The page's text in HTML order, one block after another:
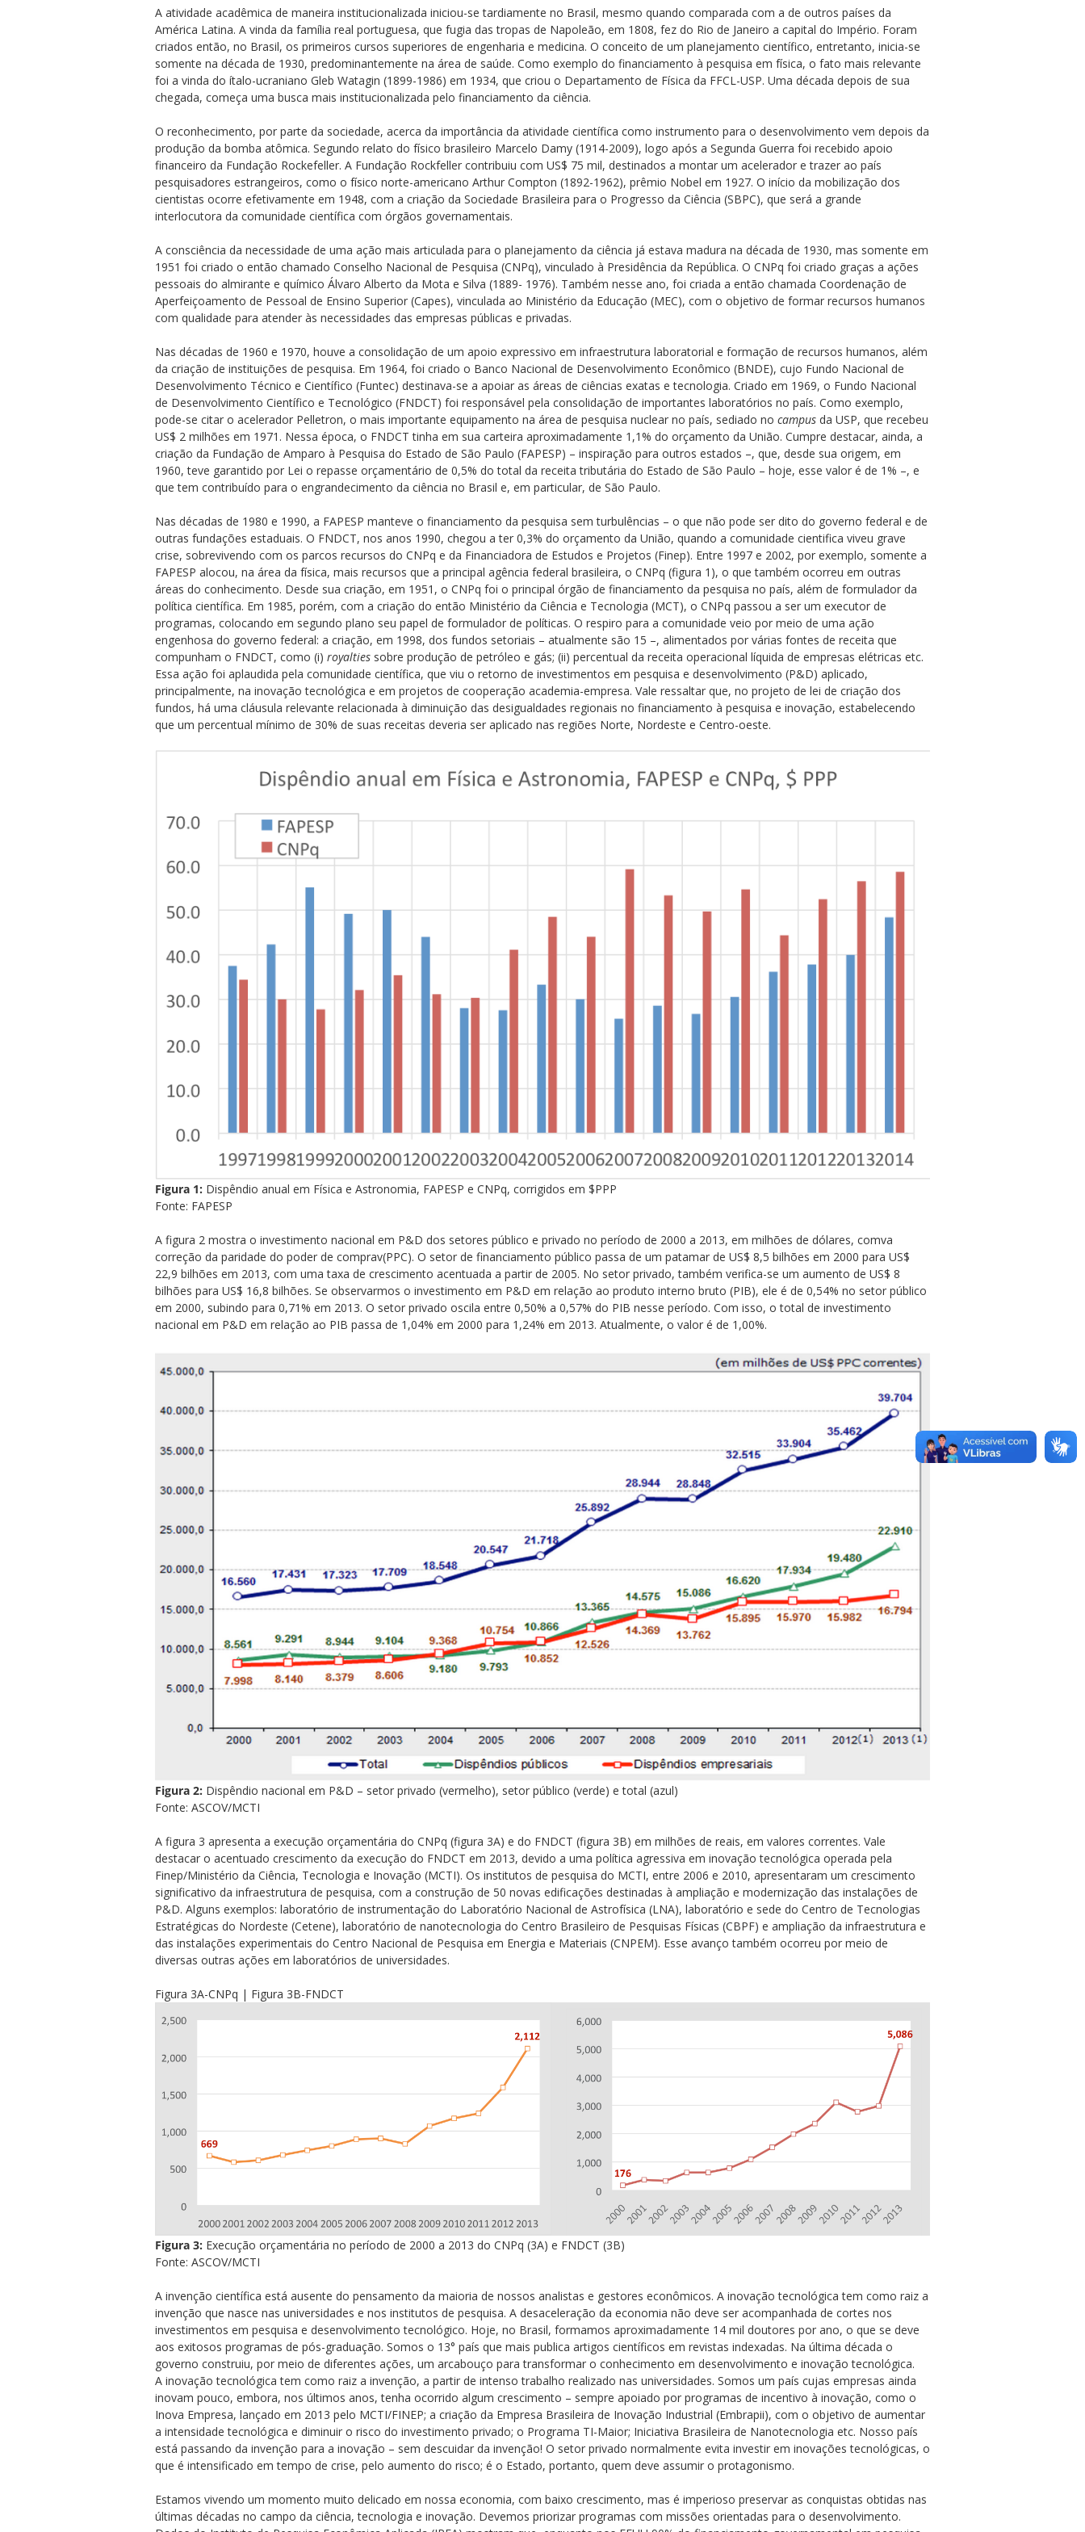
A atividade acadêmica de maneira institucionalizada iniciou-se tardiamente no Brasil, mesmo quando comparada com a de outros países da
América Latina. A vinda da família real portuguesa, que fugia das tropas de Napoleão, em 1808, fez do Rio de Janeiro a capital do Império. Foram
criados então, no Brasil, os primeiros cursos superiores de engenharia e medicina. O conceito de um planejamento científico, entretanto, inicia-se
somente na década de 1930, predominantemente na área de saúde. Como exemplo do financiamento à pesquisa em física, o fato mais relevante
foi a vinda do ítalo-ucraniano Gleb Watagin (1899-1986) em 1934, que criou o Departamento de Física da FFCL-USP. Uma década depois de sua
chegada, começa uma busca mais institucionalizada pelo financiamento da ciência.
O reconhecimento, por parte da sociedade, acerca da importância da atividade científica como instrumento para o desenvolvimento vem depois da
produção da bomba atômica. Segundo relato do físico brasileiro Marcelo Damy (1914-2009), logo após a Segunda Guerra foi recebido apoio
financeiro da Fundação Rockefeller. A Fundação Rockfeller contribuiu com US$ 75 mil, destinados a montar um acelerador e trazer ao país
pesquisadores estrangeiros, como o físico norte-americano Arthur Compton (1892-1962), prêmio Nobel em 1927. O início da mobilização dos
cientistas ocorre efetivamente em 1948, com a criação da Sociedade Brasileira para o Progresso da Ciência (SBPC), que será a grande
interlocutora da comunidade científica com órgãos governamentais.
A consciência da necessidade de uma ação mais articulada para o planejamento da ciência já estava madura na década de 1930, mas somente em
1951 foi criado o então chamado Conselho Nacional de Pesquisa (CNPq), vinculado à Presidência da República. O CNPq foi criado graças a ações
pessoais do almirante e químico Álvaro Alberto da Mota e Silva (1889- 1976). Também nesse ano, foi criada a então chamada Coordenação de
Aperfeiçoamento de Pessoal de Ensino Superior (Capes), vinculada ao Ministério da Educação (MEC), com o objetivo de formar recursos humanos
com qualidade para atender às necessidades das empresas públicas e privadas.
Nas décadas de 1960 e 1970, houve a consolidação de um apoio expressivo em infraestrutura laboratorial e formação de recursos humanos, além
da criação de instituições de pesquisa. Em 1964, foi criado o Banco Nacional de Desenvolvimento Econômico (BNDE), cujo Fundo Nacional de
Desenvolvimento Técnico e Científico (Funtec) destinava-se a apoiar as áreas de ciências exatas e tecnologia. Criado em 1969, o Fundo Nacional
de Desenvolvimento Científico e Tecnológico (FNDCT) foi responsável pela consolidação de importantes laboratórios no país. Como exemplo,
pode-se citar o acelerador Pelletron, o mais importante equipamento na área de pesquisa nuclear no país, sediado no campus da USP, que recebeu
US$ 2 milhões em 1971. Nessa época, o FNDCT tinha em sua carteira aproximadamente 1,1% do orçamento da União. Cumpre destacar, ainda, a
criação da Fundação de Amparo à Pesquisa do Estado de São Paulo (FAPESP) – inspiração para outros estados –, que, desde sua origem, em
1960, teve garantido por Lei o repasse orçamentário de 0,5% do total da receita tributária do Estado de São Paulo – hoje, esse valor é de 1% –, e
que tem contribuído para o engrandecimento da ciência no Brasil e, em particular, de São Paulo.
Nas décadas de 1980 e 1990, a FAPESP manteve o financiamento da pesquisa sem turbulências – o que não pode ser dito do governo federal e de
outras fundações estaduais. O FNDCT, nos anos 1990, chegou a ter 0,3% do orçamento da União, quando a comunidade cientifica viveu grave
crise, sobrevivendo com os parcos recursos do CNPq e da Financiadora de Estudos e Projetos (Finep). Entre 1997 e 2002, por exemplo, somente a
FAPESP alocou, na área da física, mais recursos que a principal agência federal brasileira, o CNPq (figura 1), o que também ocorreu em outras
áreas do conhecimento. Desde sua criação, em 1951, o CNPq foi o principal órgão de financiamento da pesquisa no país, além de formulador da
política científica. Em 1985, porém, com a criação do então Ministério da Ciência e Tecnologia (MCT), o CNPq passou a ser um executor de
programas, colocando em segundo plano seu papel de formulador de políticas. O respiro para a comunidade veio por meio de uma ação
engenhosa do governo federal: a criação, em 1998, dos fundos setoriais – atualmente são 15 –, alimentados por várias fontes de receita que
compunham o FNDCT, como (i) royalties sobre produção de petróleo e gás; (ii) percentual da receita operacional líquida de empresas elétricas etc.
Essa ação foi aplaudida pela comunidade científica, que viu o retorno de investimentos em pesquisa e desenvolvimento (P&D) aplicado,
principalmente, na inovação tecnológica e em projetos de cooperação academia-empresa. Vale ressaltar que, no projeto de lei de criação dos
fundos, há uma cláusula relevante relacionada à diminuição das desigualdades regionais no financiamento à pesquisa e inovação, estabelecendo
que um percentual mínimo de 30% de suas receitas deveria ser aplicado nas regiões Norte, Nordeste e Centro-oeste.
Figura 1: Dispêndio anual em Física e Astronomia, FAPESP e CNPq, corrigidos em $PPP
Fonte: FAPESP
A figura 2 mostra o investimento nacional em P&D dos setores público e privado no período de 2000 a 2013, em milhões de dólares, comva
correção da paridade do poder de comprav(PPC). O setor de financiamento público passa de um patamar de US$ 8,5 bilhões em 2000 para US$
22,9 bilhões em 2013, com uma taxa de crescimento acentuada a partir de 2005. No setor privado, também verifica-se um aumento de US$ 8
bilhões para US$ 16,8 bilhões. Se observarmos o investimento em P&D em relação ao produto interno bruto (PIB), ele é de 0,54% no setor público
em 2000, subindo para 0,71% em 2013. O setor privado oscila entre 0,50% a 0,57% do PIB nesse período. Com isso, o total de investimento
nacional em P&D em relação ao PIB passa de 1,04% em 2000 para 1,24% em 2013. Atualmente, o valor é de 1,00%.
Figura 2: Dispêndio nacional em P&D – setor privado (vermelho), setor público (verde) e total (azul)
Fonte: ASCOV/MCTI
A figura 3 apresenta a execução orçamentária do CNPq (figura 3A) e do FNDCT (figura 3B) em milhões de reais, em valores correntes. Vale
destacar o acentuado crescimento da execução do FNDCT em 2013, devido a uma política agressiva em inovação tecnológica operada pela
Finep/Ministério da Ciência, Tecnologia e Inovação (MCTI). Os institutos de pesquisa do MCTI, entre 2006 e 2010, apresentaram um crescimento
significativo da infraestrutura de pesquisa, com a construção de 50 novas edificações destinadas à ampliação e modernização das instalações de
P&D. Alguns exemplos: laboratório de instrumentação do Laboratório Nacional de Astrofísica (LNA), laboratório e sede do Centro de Tecnologias
Estratégicas do Nordeste (Cetene), laboratório de nanotecnologia do Centro Brasileiro de Pesquisas Físicas (CBPF) e ampliação da infraestrutura e
das instalações experimentais do Centro Nacional de Pesquisa em Energia e Materiais (CNPEM). Esse avanço também ocorreu por meio de
diversas outras ações em laboratórios de universidades.
Figura 3A-CNPq | Figura 3B-FNDCT
Figura 3: Execução orçamentária no período de 2000 a 2013 do CNPq (3A) e FNDCT (3B)
Fonte: ASCOV/MCTI
A invenção científica está ausente do pensamento da maioria de nossos analistas e gestores econômicos. A inovação tecnológica tem como raiz a
invenção que nasce nas universidades e nos institutos de pesquisa. A desaceleração da economia não deve ser acompanhada de cortes nos
investimentos em pesquisa e desenvolvimento tecnológico. Hoje, no Brasil, formamos aproximadamente 14 mil doutores por ano, o que se deve
aos exitosos programas de pós-graduação. Somos o 13° país que mais publica artigos científicos em revistas indexadas. Na última década o
governo construiu, por meio de diferentes ações, um arcabouço para transformar o conhecimento em desenvolvimento e inovação tecnológica.
A inovação tecnológica tem como raiz a invenção, a partir de intenso trabalho realizado nas universidades. Somos um país cujas empresas ainda
inovam pouco, embora, nos últimos anos, tenha ocorrido algum crescimento – sempre apoiado por programas de incentivo à inovação, como o
Inova Empresa, lançado em 2013 pelo MCTI/FINEP; a criação da Empresa Brasileira de Inovação Industrial (Embrapii), com o objetivo de aumentar
a intensidade tecnológica e diminuir o risco do investimento privado; o Programa TI-Maior; Iniciativa Brasileira de Nanotecnologia etc. Nosso país
está passando da invenção para a inovação – sem descuidar da invenção! O setor privado normalmente evita investir em inovações tecnológicas, o
que é intensificado em tempo de crise, pelo aumento do risco; é o Estado, portanto, quem deve assumir o protagonismo.
Estamos vivendo um momento muito delicado em nossa economia, com baixo crescimento, mas é imperioso preservar as conquistas obtidas nas
últimas décadas no campo da ciência, tecnologia e inovação. Devemos priorizar programas com missões orientadas para o desenvolvimento.